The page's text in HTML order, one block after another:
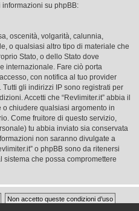
su phpBB:
oscenità, volgarità, calunnia,
o qualsiasi altro tipo di materiale che
Stato, o dello Stato dove
internazionale. Fare ciò porta
con notifica al tuo provider
gli indirizzi IP sono registrati per
Accetti che “Revlimiter.it” abbia il
chiudere qualsiasi argomento in
Come fruitore di questo servizio,
tu abbia inviato sia conservata
non saranno divulgate a
o phpBB sono da ritenersi
che possa compromettere